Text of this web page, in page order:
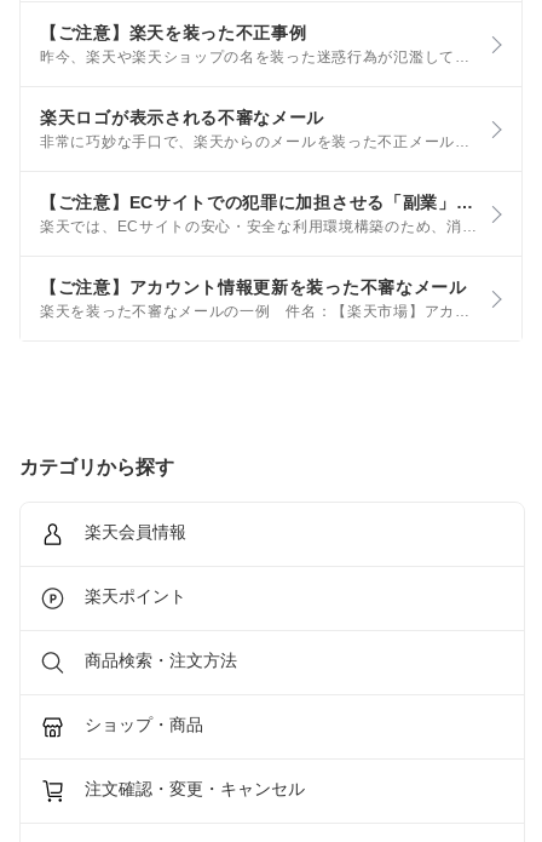
【ご注意】楽天を装った不正事例
昨今、楽天や楽天ショップの名を装った迷惑行為が氾濫しており、被害にあったお客様から相談を受けるケースがございます。 このページでは、最初にご確認いただきたい点と、過去にあった事例を手口ごとにご案内しております。
楽天ロゴが表示される不審なメール
非常に巧妙な手口で、楽天からのメールを装った不正メールが発生しています。 不正メールにも関わらず、楽天のアイコンやブランドマークが表示されてしまうことが、Yahoo!メールなどのサービスの提供事業者から報告されており、正しいメールとの識別が難しいことから、お客様の安全を考慮して、一時的にアイコンやマークの表示が停止されている場合があります。
【ご注意】ECサイトでの犯罪に加担させる「副業」勧誘について
楽天では、ECサイトの安心・安全な利用環境構築のため、消費者庁、国民生活センター及び警察庁と共同で犯罪への加担に関する注意喚起を実施しています。 以下の内容をご確認いただき、ご注意ください。
【ご注意】アカウント情報更新を装った不審なメール
楽天を装った不審なメールの一例 件名：【楽天市場】アカウント情報更新のお知らせ ※上記以外の件名も使われている可能性があります。 あわせて以下の内容にもご注意ください。 身に覚えのない内容のメールやSMSに記載されているリンク、URLはタップしない
カテゴリから探す
楽天会員情報
楽天ポイント
商品検索・注文方法
ショップ・商品
注文確認・変更・キャンセル